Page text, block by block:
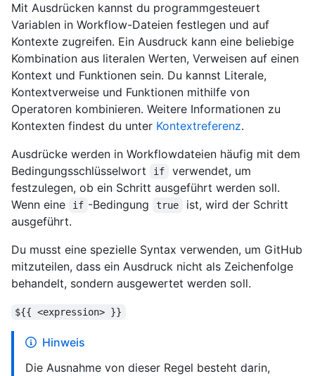
Mit Ausdrücken kannst du programmgesteuert
Variablen in Workflow-Dateien festlegen und auf
Kontexte zugreifen. Ein Ausdruck kann eine beliebige
Kombination aus literalen Werten, Verweisen auf einen
Kontext und Funktionen sein. Du kannst Literale,
Kontextverweise und Funktionen mithilfe von
Operatoren kombinieren. Weitere Informationen zu
Kontexten findest du unter Kontextreferenz.
Ausdrücke werden in Workflowdateien häufig mit dem
Bedingungsschlüsselwort
if
verwendet, um
festzulegen, ob ein Schritt ausgeführt werden soll.
Wenn eine
if -Bedingung true
ist, wird der Schritt
ausgeführt.
Du musst eine spezielle Syntax verwenden, um GitHub
mitzuteilen, dass ein Ausdruck nicht als Zeichenfolge
behandelt, sondern ausgewertet werden soll.
${{ <expression> }}
Hinweis
Die Ausnahme von dieser Regel besteht darin,